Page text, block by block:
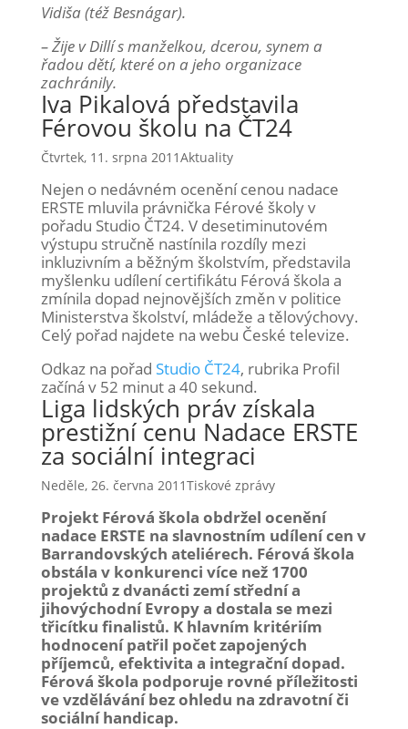
Vidiša (též Besnágar).
– Žije v Dillí s manželkou, dcerou, synem a
řadou dětí, které on a jeho organizace
zachránily.
Iva Pikalová představila
Férovou školu na ČT24
Čtvrtek, 11. srpna 2011Aktuality
Nejen o nedávném ocenění cenou nadace
ERSTE mluvila právnička Férové školy v
pořadu Studio ČT24. V desetiminutovém
výstupu stručně nastínila rozdíly mezi
inkluzivním a běžným školstvím, představila
myšlenku udílení certifikátu Férová škola a
zmínila dopad nejnovějších změn v politice
Ministerstva školství, mládeže a tělovýchovy.
Celý pořad najdete na webu České televize.
Odkaz na pořad Studio ČT24, rubrika Profil
začíná v 52 minut a 40 sekund.
Liga lidských práv získala
prestižní cenu Nadace ERSTE
za sociální integraci
Neděle, 26. června 2011Tiskové zprávy
Projekt Férová škola obdržel ocenění
nadace ERSTE na slavnostním udílení cen v
Barrandovských ateliérech. Férová škola
obstála v konkurenci více než 1700
projektů z dvanácti zemí střední a
jihovýchodní Evropy a dostala se mezi
třicítku finalistů. K hlavním kritériím
hodnocení patřil počet zapojených
příjemců, efektivita a integrační dopad.
Férová škola podporuje rovné příležitosti
ve vzdělávání bez ohledu na zdravotní či
sociální handicap.